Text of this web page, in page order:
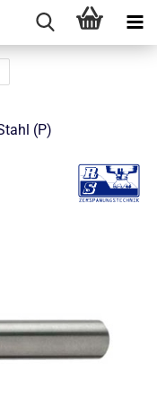
(P)